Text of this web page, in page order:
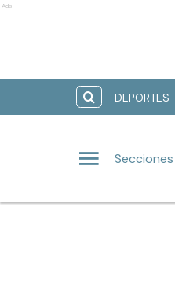
Ads
DEPORTES
Secciones